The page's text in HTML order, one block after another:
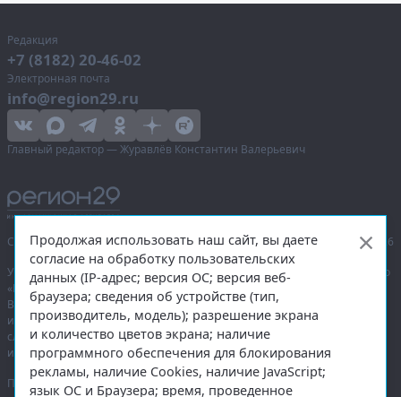
Редакция
+7 (8182) 20-46-02
Электронная почта
info@region29.ru
Главный редактор — Журавлёв Константин Валерьевич
Сетевое издание «Информационное агентство Регион 29»,
© 2016–2026
Учредитель — общество с ограниченной ответственностью «Агентство
«Правда Севера».
Выписка из реестра зарегистрированных средств массовой
информации:ЭЛ № ФС 77-74226от 09.11.2018 выдано Федеральной
службой по надзору в сфере связи, информационных технологий
и массовых коммуникаций (Роскомнадзор).
При полном или частичном использовании любых материалов
Продолжая использовать наш сайт, вы даете
согласие на обработку пользовательских
данных (IP-адрес; версия ОС; версия веб-
браузера; сведения об устройстве (тип,
производитель, модель); разрешение экрана
и количество цветов экрана; наличие
программного обеспечения для блокирования
рекламы, наличие Cookies, наличие JavaScript;
язык ОС и Браузера; время, проведенное